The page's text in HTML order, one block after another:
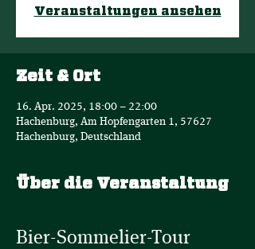
Veranstaltungen ansehen
Zeit & Ort
16. Apr. 2025, 18:00 – 22:00
Hachenburg, Am Hopfengarten 1, 57627
Hachenburg, Deutschland
Über die Veranstaltung
Bier-Sommelier-Tour